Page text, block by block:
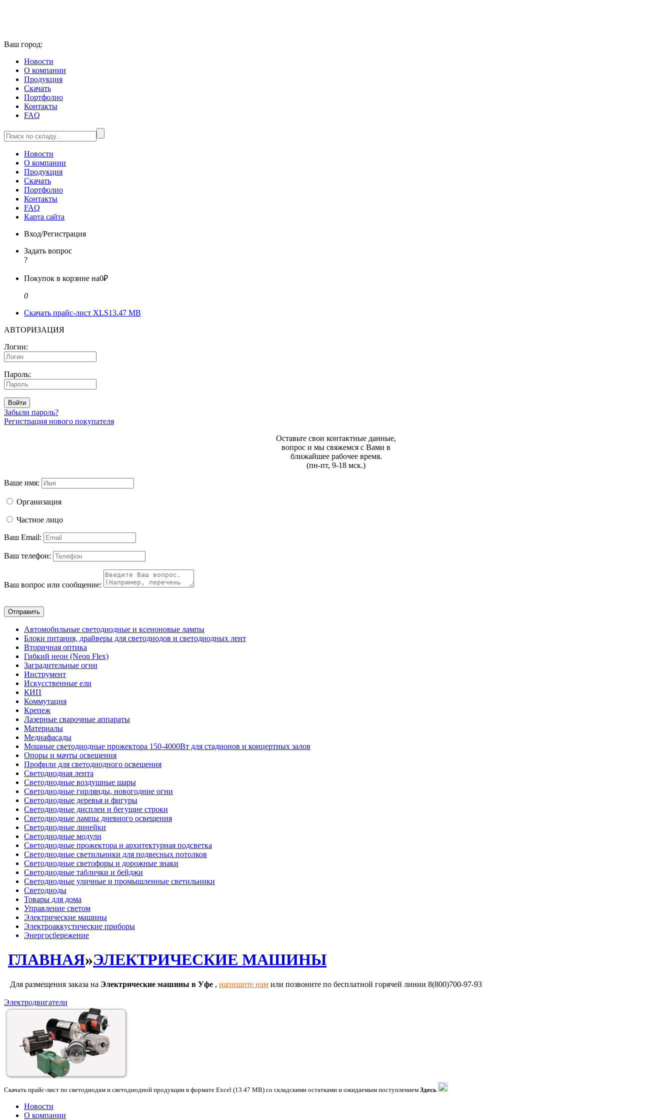
Ваш город:
Новости
О компании
Продукция
Скачать
Портфолио
Контакты
FAQ
Новости
О компании
Продукция
Скачать
Портфолио
Контакты
FAQ
Карта сайта
Вход/Регистрация
Задать вопрос
?
Покупок в корзине на0₽
0
Скачать прайс-лист XLS13.47 MB
АВТОРИЗАЦИЯ
Логин:
Пароль:
Войти
Забыли пароль?
Регистрация нового покупателя
Оставьте свои контактные данные,
вопрос и мы свяжемся с Вами в
ближайшее рабочее время.
(пн-пт, 9-18 мск.)
Ваше имя:
Организация
Частное лицо
Ваш Email:
Ваш телефон:
Ваш вопрос или сообщение:
Отправить
Автомобильные светодиодные и ксеноновые лампы
Блоки питания, драйверы для светодиодов и светодиодных лент
Вторичная оптика
Гибкий неон (Neon Flex)
Заградительные огни
Инструмент
Искусственные ели
КИП
Коммутация
Крепеж
Лазерные сварочные аппараты
Материалы
Медиафасады
Мощные светодиодные прожектора 150-4000Вт для стадионов и концертных залов
Опоры и мачты освещения
Профили для светодиодного освещения
Светодиодная лента
Светодиодные воздушные шары
Светодиодные гирлянды, новогодние огни
Светодиодные деревья и фигуры
Светодиодные дисплеи и бегущие строки
Светодиодные лампы дневного освещения
Светодиодные линейки
Светодиодные модули
Светодиодные прожектора и архитектурная подсветка
Светодиодные светильники для подвесных потолков
Светодиодные светофоры и дорожные знаки
Светодиодные таблички и бейджи
Светодиодные уличные и промышленные светильники
Светодиоды
Товары для дома
Управление светом
Электрические машины
Электроаккустические приборы
Энергосбережение
ГЛАВНАЯ»ЭЛЕКТРИЧЕСКИЕ МАШИНЫ
Для размещения заказа на Электрические машины в Уфе , напишите нам или позвоните по бесплатной горячей линии 8(800)700-97-93
Электродвигатели
Скачать прайс-лист по светодиодам и светодиодной продукции в формате Excel (13.47 MB) со складскими остатками и ожидаемым поступлением Здесь
Новости
О компании